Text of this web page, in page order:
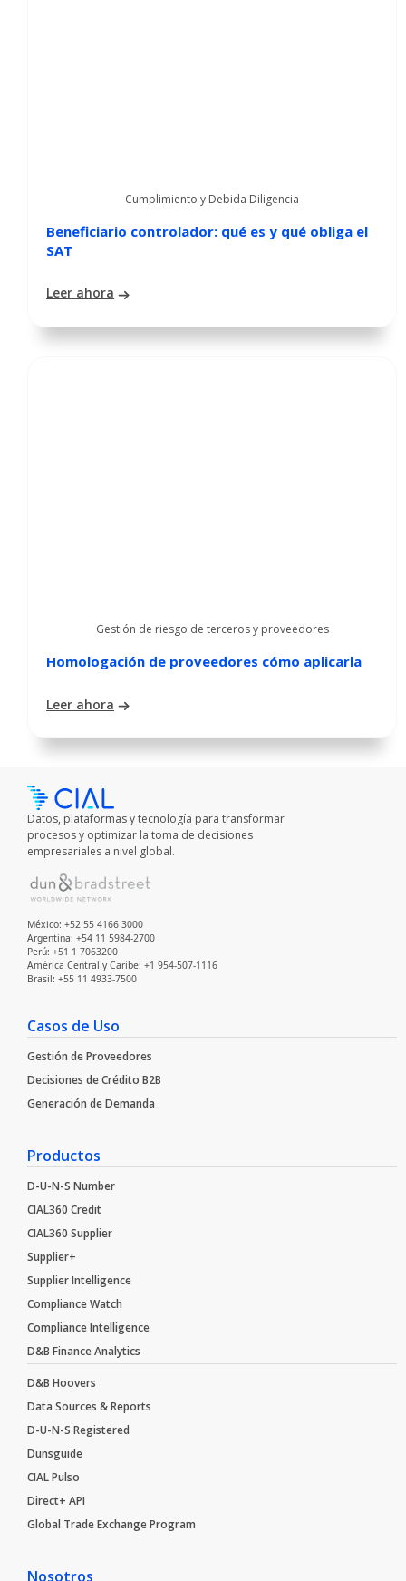
Cumplimiento y Debida Diligencia
Beneficiario controlador: qué es y qué obliga el
SAT
Leer ahora
Gestión de riesgo de terceros y proveedores
Homologación de proveedores cómo aplicarla
Leer ahora
Datos, plataformas y tecnología para transformar
procesos y optimizar la toma de decisiones
empresariales a nivel global.
México: +52 55 4166 3000
Argentina: +54 11 5984-2700
Perú: +51 1 7063200
América Central y Caribe: +1 954-507-1116
Brasil: +55 11 4933-7500
Casos de Uso
Gestión de Proveedores
Decisiones de Crédito B2B
Generación de Demanda
Productos
D-U-N-S Number
CIAL360 Credit
CIAL360 Supplier
Supplier+
Supplier Intelligence
Compliance Watch
Compliance Intelligence
D&B Finance Analytics
D&B Hoovers
Data Sources & Reports
D-U-N-S Registered
Dunsguide
CIAL Pulso
Direct+ API
Global Trade Exchange Program
Nosotros